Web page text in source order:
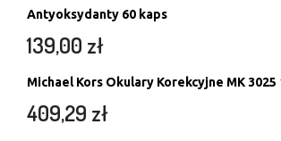
Antyoksydanty 60 kaps
139,00 zł
Michael Kors Okulary Korekcyjne MK 3025
409,29 zł